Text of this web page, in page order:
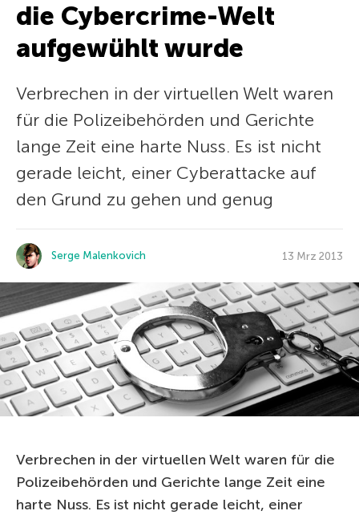
die Cybercrime-Welt
aufgewühlt wurde
Verbrechen in der virtuellen Welt waren
für die Polizeibehörden und Gerichte
lange Zeit eine harte Nuss. Es ist nicht
gerade leicht, einer Cyberattacke auf
den Grund zu gehen und genug
Serge Malenkovich 13 Mrz 2013
Verbrechen in der virtuellen Welt waren für die
Polizeibehörden und Gerichte lange Zeit eine
harte Nuss. Es ist nicht gerade leicht, einer